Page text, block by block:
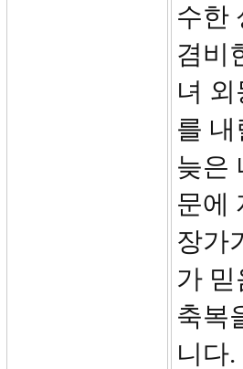
수한
겸비
녀
를
늦은
문에
장가
가
축복
니다